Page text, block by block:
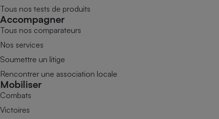
Tous nos tests de produits
Accompagner
Tous nos comparateurs
Nos services
Soumettre un litige
Rencontrer une association locale
Mobiliser
Combats
Victoires